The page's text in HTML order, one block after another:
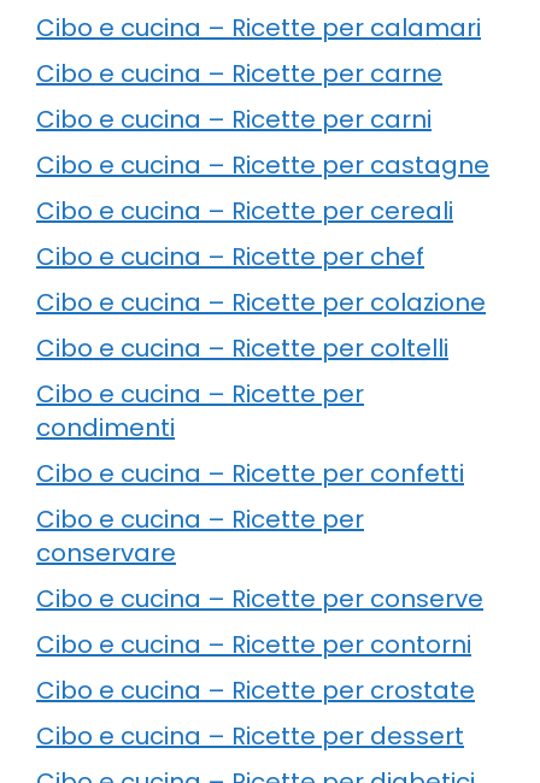
Cibo e cucina – Ricette per calamari
Cibo e cucina – Ricette per carne
Cibo e cucina – Ricette per carni
Cibo e cucina – Ricette per castagne
Cibo e cucina – Ricette per cereali
Cibo e cucina – Ricette per chef
Cibo e cucina – Ricette per colazione
Cibo e cucina – Ricette per coltelli
Cibo e cucina – Ricette per
condimenti
Cibo e cucina – Ricette per confetti
Cibo e cucina – Ricette per
conservare
Cibo e cucina – Ricette per conserve
Cibo e cucina – Ricette per contorni
Cibo e cucina – Ricette per crostate
Cibo e cucina – Ricette per dessert